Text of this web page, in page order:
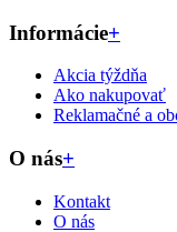
Informácie+
Akcia týždňa
Ako nakupovať
Reklamačné a
O nás+
Kontakt
O nás